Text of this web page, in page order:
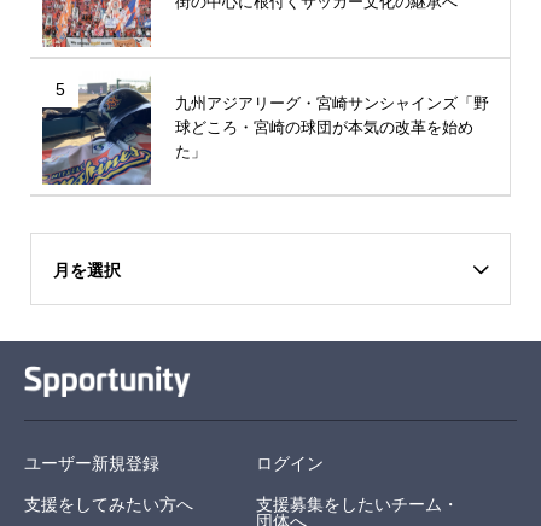
5
九州アジアリーグ・宮崎サンシャインズ「野
球どころ・宮崎の球団が本気の改革を始め
た」
月を選択
ユーザー新規登録 ログイン
支援をしてみたい方へ
支援募集をしたいチーム・
団体へ